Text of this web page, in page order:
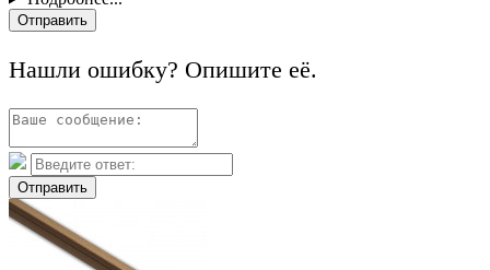
Отправить
Нашли ошибку? Опишите её.
Отправить